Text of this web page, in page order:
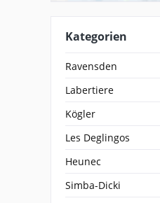
Kategorien
Ravensden
Labertiere
Kögler
Les Deglingos
Heunec
Simba-Dicki